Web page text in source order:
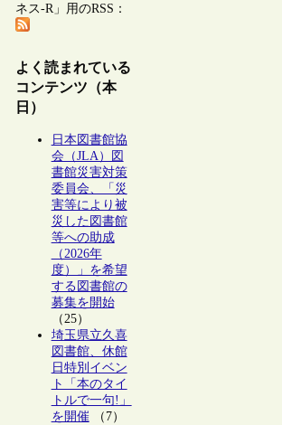
ネス-R」用のRSS：
よく読まれている
コンテンツ（本
日）
日本図書館協
会（JLA）図
書館災害対策
委員会、「災
害等により被
災した図書館
等への助成
（2026年
度）」を希望
する図書館の
募集を開始
（25）
埼玉県立久喜
図書館、休館
日特別イベン
ト「本のタイ
トルで一句!」
を開催（7）